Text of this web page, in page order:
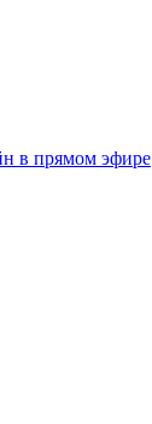
в прямом эфире